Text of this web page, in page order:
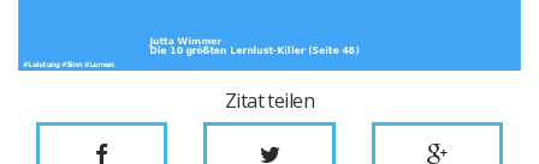
Zitat teilen